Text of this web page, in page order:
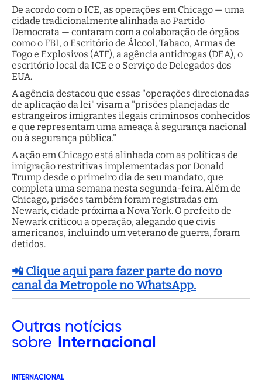
De acordo com o ICE, as operações em Chicago — uma
cidade tradicionalmente alinhada ao Partido
Democrata — contaram com a colaboração de órgãos
como o FBI, o Escritório de Álcool, Tabaco, Armas de
Fogo e Explosivos (ATF), a agência antidrogas (DEA), o
escritório local da ICE e o Serviço de Delegados dos
EUA.
A agência destacou que essas "operações direcionadas
de aplicação da lei" visam a "prisões planejadas de
estrangeiros imigrantes ilegais criminosos conhecidos
e que representam uma ameaça à segurança nacional
ou à segurança pública."
A ação em Chicago está alinhada com as políticas de
imigração restritivas implementadas por Donald
Trump desde o primeiro dia de seu mandato, que
completa uma semana nesta segunda-feira. Além de
Chicago, prisões também foram registradas em
Newark, cidade próxima a Nova York. O prefeito de
Newark criticou a operação, alegando que civis
americanos, incluindo um veterano de guerra, foram
detidos.
📲 Clique aqui para fazer parte do novo
canal da Metropole no WhatsApp.
Outras notícias
sobre
Internacional
INTERNACIONAL